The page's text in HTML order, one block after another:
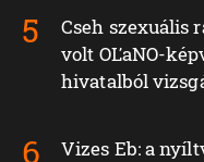
Cseh szexuális
volt OĽaNO-
hivatalból
Vizes Eb: a